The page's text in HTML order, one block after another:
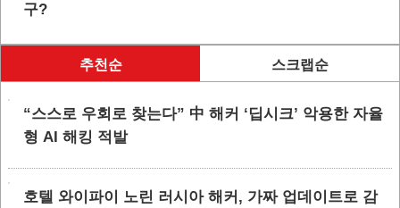
구?
추천순 스크랩순
“스스로 우회로 찾는다” 中 해커 ‘딥시크’ 악용한 자율
형 AI 해킹 적발
호텔 와이파이 노린 러시아 해커, 가짜 업데이트로 감